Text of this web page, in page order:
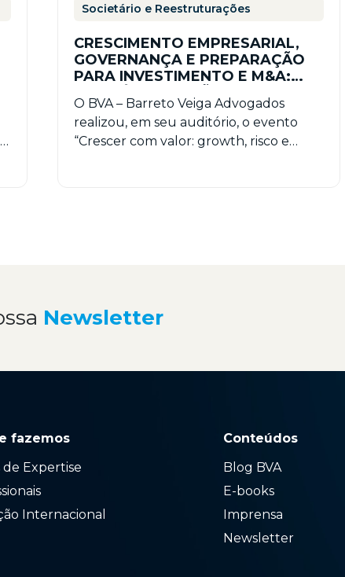
Societário e Reestruturações
CRESCIMENTO EMPRESARIAL,
GOVERNANÇA E PREPARAÇÃO
PARA INVESTIMENTO E M&A:
ESSES TEMAS?
O BVA – Barreto Veiga Advogados
realizou, em seu auditório, o evento
“Crescer com valor: growth, risco e
Newsletter
fazemos
de Expertise
Internacional
Conteúdos
Blog BVA
E-books
Imprensa
Newsletter